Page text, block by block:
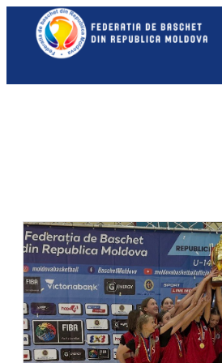
Перейти
содержимому